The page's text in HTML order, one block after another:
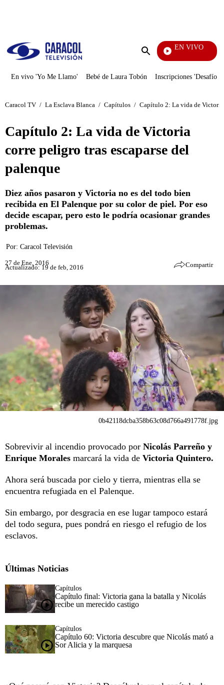
Enviar
EN VIVO
Pura Diversión
En vivo 'Yo Me Llamo' Bebé de Laura Tobón Inscripciones 'Desafío'
Caracol TV / La Esclava Blanca / Capítulos / Capítulo 2: La vida de Victoria
Capítulo 2: La vida de Victoria
corre peligro tras escaparse del
palenque
Diez años pasaron y Victoria no es del todo bien
recibida en El Palenque por su color de piel. Por eso
decide escapar, pero esto le podría ocasionar grandes
problemas.
Por: Caracol Televisión
27 de Ene, 2016
Actualizado: 19 de feb, 2016 Compartir
0b42118dcba358b63c08d766a491778f.jpg
Sobrevivir al incendio provocado por Nicolás Parreño y
Enrique Morales marcará la vida de Victoria Quintero.
Ahora será buscada por cielo y tierra, mientras ella se
encuentra refugiada en el Palenque.
Sin embargo, por desgracia en ese lugar tampoco estará
del todo segura, pues pondrá en riesgo el refugio de los
esclavos.
Últimas Noticias
Capítulos
Capítulo final: Victoria gana la batalla y Nicolás
recibe un merecido castigo
Capítulos
Capítulo 60: Victoria descubre que Nicolás mató a
Sor Alicia y la marquesa